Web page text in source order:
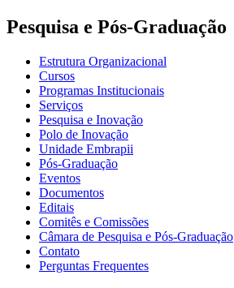
Pesquisa e Pós-Graduação
Estrutura Organizacional
Cursos
Programas Institucionais
Serviços
Pesquisa e Inovação
Polo de Inovação
Unidade Embrapii
Pós-Graduação
Eventos
Documentos
Editais
Comitês e Comissões
Câmara de Pesquisa e Pós-Graduação
Contato
Perguntas Frequentes